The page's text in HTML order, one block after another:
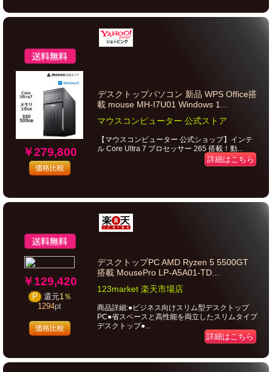
￥279,800
価格比較
デスクトップパソコン 新品 WPS Office搭
載 mouse MH-I7U01 Windows 1...
マウスコンピューター 公式ストア
【マウスコンピューター 公式ショップ】インテ
ル Core Ultra 7 プロセッサー 265 搭載！動...
詳細はこちら
￥129,420
P 還元1％
1294pt
価格比較
デスクトップPC AMD Ryzen 5 5500GT
搭載 MousePro LP-A5A01-TD...
123market 楽天市場店
商品詳細:●ビジネス向けスリム型デスクトップ
PC●省スペースと高性能を両立したスリムタイプ
デスクトップ●...
詳細はこちら